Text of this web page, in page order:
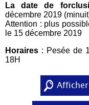
La date de
décembre 2019
Attention : plus
le 15 décembre 2019
Horaires : Pesée de
18H